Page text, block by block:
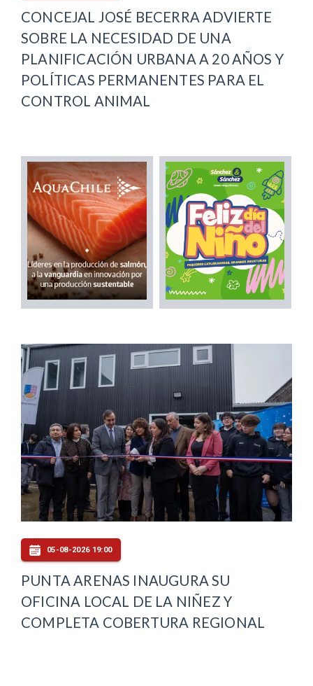
CONCEJAL JOSÉ BECERRA ADVIERTE
SOBRE LA NECESIDAD DE UNA
PLANIFICACIÓN URBANA A 20 AÑOS Y
POLÍTICAS PERMANENTES PARA EL
CONTROL ANIMAL
05-08-2026 19:00
PUNTA ARENAS INAUGURA SU
OFICINA LOCAL DE LA NIÑEZ Y
COMPLETA COBERTURA REGIONAL